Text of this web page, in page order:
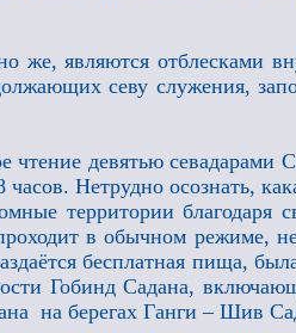
же, являются отблесками
севу служения,
чтение девятью севадарами
Нетрудно осознать,
территории благодаря
в обычном режиме,
бесплатная пища,
Гобинд Садана,
на берегах Ганги – Шив